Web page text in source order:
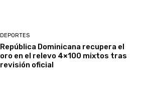
DEPORTES
República Dominicana recupera el
oro en el relevo 4×100 mixtos tras
revisión oficial